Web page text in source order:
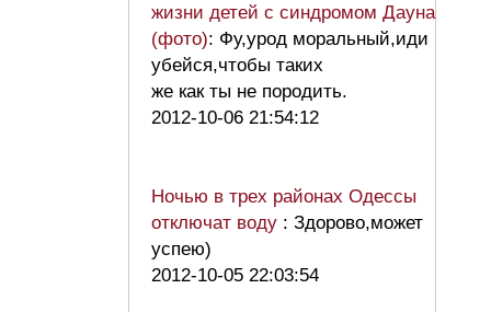
жизни детей с синдромом Дауна
(фото): Фу,урод моральный,иди
убейся,чтобы таких
же как ты не породить.
2012-10-06 21:54:12
Ночью в трех районах Одессы
отключат воду : Здорово,может
успею)
2012-10-05 22:03:54